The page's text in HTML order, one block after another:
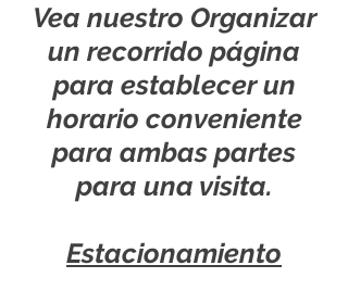
Vea nuestro Organizar
un recorrido página
para establecer un
horario conveniente
para ambas partes
para una visita.
Estacionamiento